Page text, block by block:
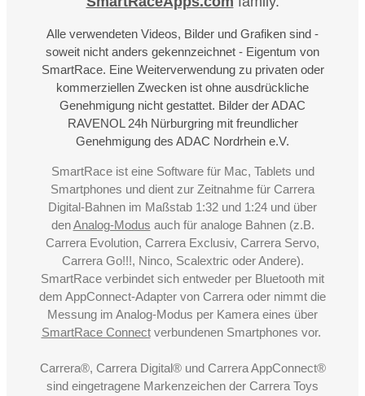
Alle verwendeten Videos, Bilder und Grafiken sind -
soweit nicht anders gekennzeichnet - Eigentum von
SmartRace. Eine Weiterverwendung zu privaten oder
kommerziellen Zwecken ist ohne ausdrückliche
Genehmigung nicht gestattet. Bilder der ADAC
RAVENOL 24h Nürburgring mit freundlicher
Genehmigung des ADAC Nordrhein e.V.
SmartRace ist eine Software für Mac, Tablets und
Smartphones und dient zur Zeitnahme für Carrera
Digital-Bahnen im Maßstab 1:32 und 1:24 und über
denAnalog-Modus auch für analoge Bahnen (z.B.
Carrera Evolution, Carrera Exclusiv, Carrera Servo,
Carrera Go!!!, Ninco, Scalextric oder Andere).
SmartRace verbindet sich entweder per Bluetooth mit
dem AppConnect-Adapter von Carrera oder nimmt die
Messung im Analog-Modus per Kamera eines über
SmartRace Connectverbundenen Smartphones vor.
Carrera®, Carrera Digital® und Carrera AppConnect®
sind eingetragene Markenzeichen der Carrera Toys